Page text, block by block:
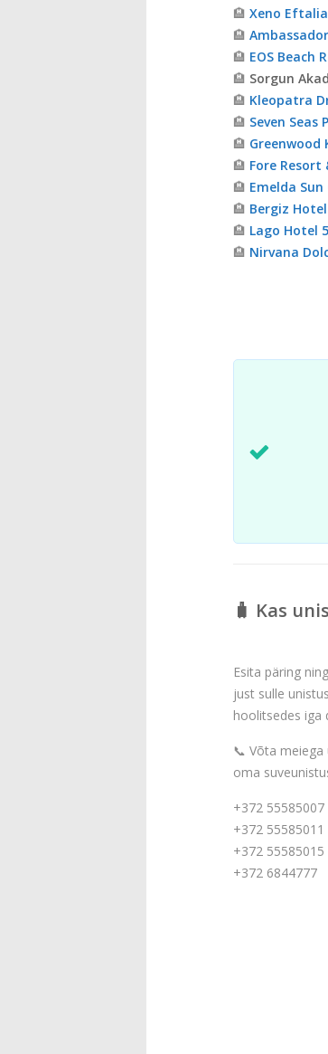
🏨 Xeno
🏨
🏨 EOS Beach
🏨 Sorgun
🏨 Kleopatra
🏨 Seven Seas
🏨 Greenwood
🏨 Fore Resort
🏨 Emelda Sun
🏨 Bergiz
🏨 Lago Hotel
🏨 Nirvana
🧳 Kas
Esita päring
just sulle
hoolitsedes iga
📞 Võta
oma
+372 55585007
+372 55585011
+372 55585015
+372 6844777